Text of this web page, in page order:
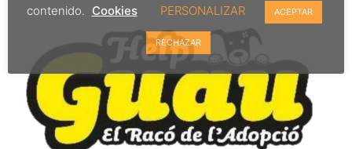
contenido. Cookies PERSONALIZAR ACEPTAR
RECHAZAR